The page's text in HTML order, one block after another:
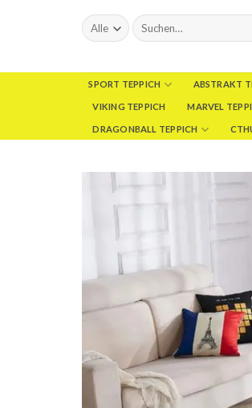
Suchen
nach:
SPORT TEPPICH ABSTRAKT
VIKING TEPPICH MARVEL
DRAGONBALL TEPPICH